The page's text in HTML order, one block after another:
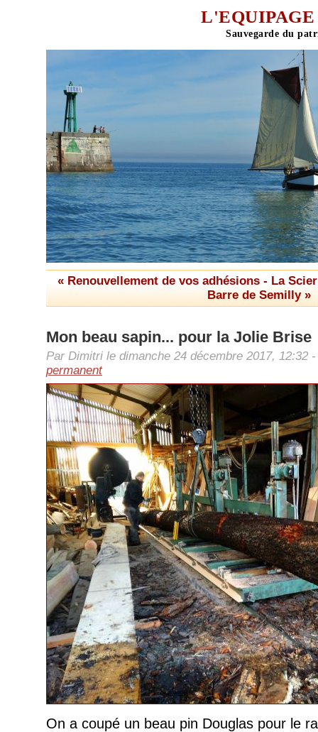
« Renouvellement de vos adhésions - La
Barre de Semilly »
Mon beau sapin... pour la Jolie Brise
Par Dimitri le dimanche 24 décembre 2017, 12:32
permanent
On a coupé un beau pin Douglas pour le